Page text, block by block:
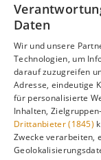
Unterschieden,
Alle
Gefällt
Daten
Wir und unsere
Technologien, um
darauf zuzugreifen
Adresse, eindeutige
für personalisierte
Inhalten,
Drittanbieter (1845)
Zwecke verarbeiten,